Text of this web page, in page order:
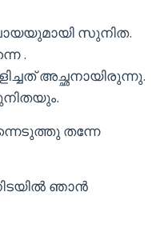
സുനിത.
.
അച്ഛനായിരുന്നു.
തന്നേ
ഞാൻ